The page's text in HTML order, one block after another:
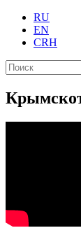
RU
EN
CRH